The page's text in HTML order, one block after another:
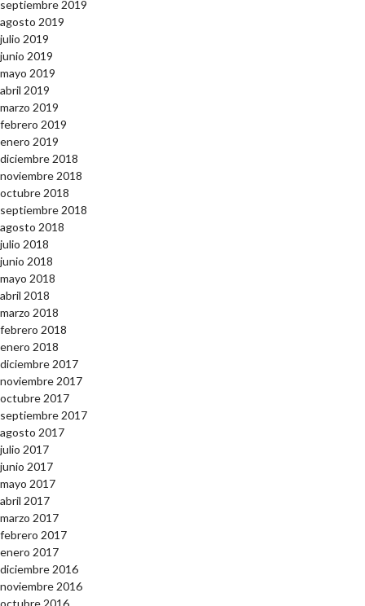
septiembre 2019
agosto 2019
julio 2019
junio 2019
mayo 2019
abril 2019
marzo 2019
febrero 2019
enero 2019
diciembre 2018
noviembre 2018
octubre 2018
septiembre 2018
agosto 2018
julio 2018
junio 2018
mayo 2018
abril 2018
marzo 2018
febrero 2018
enero 2018
diciembre 2017
noviembre 2017
octubre 2017
septiembre 2017
agosto 2017
julio 2017
junio 2017
mayo 2017
abril 2017
marzo 2017
febrero 2017
enero 2017
diciembre 2016
noviembre 2016
octubre 2016